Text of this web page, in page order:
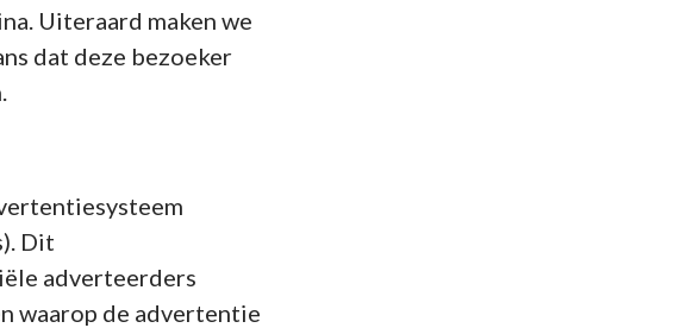
Uiteraard maken we
dat deze bezoeker
Dit
adverteerders
waarop de advertentie